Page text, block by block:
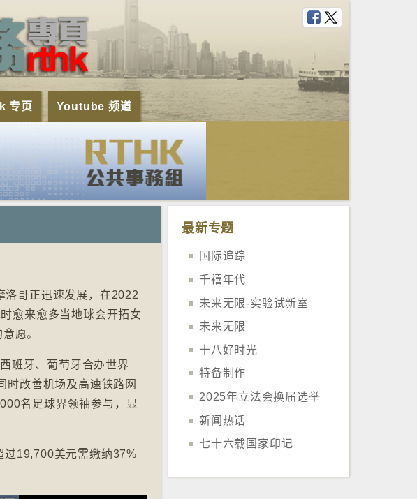
专页 Youtube 频道
洛哥正迅速发展，在2022
愈来愈多当地球会开拓女
愿。
班牙、葡萄牙合办世界
时改善机场及高速铁路网
名足球界领袖参与，显
过19,700美元需缴纳37%
最新专题
国际追踪
千禧年代
未来无限-实验试新室
未来无限
十八好时光
特备制作
2025年立法会换届选举
新闻热话
七十六载国家印记